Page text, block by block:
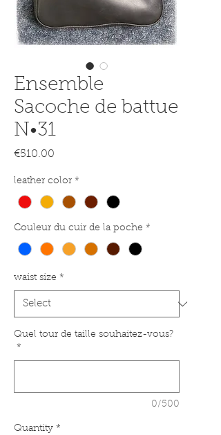
Ensemble
Sacoche de battue
N•31
€510.00
leather color *
Couleur du cuir de la poche *
waist size *
Quel tour de taille souhaitez-vous?
*
0/500
Quantity *